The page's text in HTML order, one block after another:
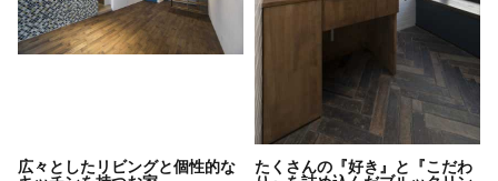
広々としたリビングと個性的な
たくさんの『好き』と『こだわ